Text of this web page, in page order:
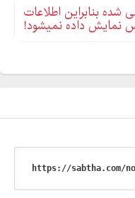
بنابراین اطلاعات
نمایش داده نمیشود!